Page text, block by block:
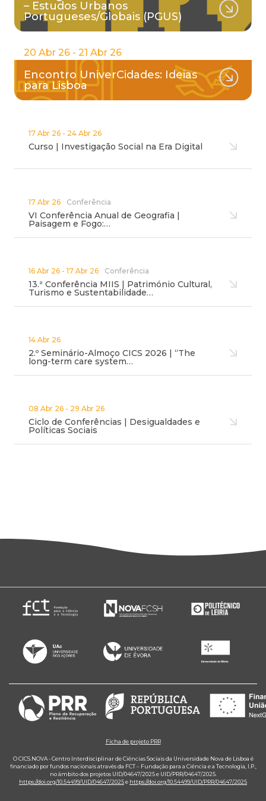
– Estudos Urbanos
Portugueses/Globais (PGUS)
20 Abr 26 - 21 Abr 26
Encontro UniverCidades: Ideias
para Lisboa
17 Abr 26 - 24 Abr 26
Curso | Investigação Social na Era Digital
17 Abr 26 Conferência
VI Conferência Anual de Geografia |
Paisagem e Fogo:…
16 Abr 26 - 17 Abr 26 Conferência
13.ª Conferência MIIS | Património Cultural,
Turismo e Sustentabilidade…
14 Abr 26
2.º Seminário-Almoço CICS 2026 | “The
long-term care system…
08 Abr 26 - 29 Abr 26
Ciclo de Conferências | Desigualdades e
Políticas Sociais
Ficha de projeto PRR
O CICS.NOVA - Centro Interdisciplinar de Ciências Sociais da Universidade Nova de Lisboa é
financiado por fundos nacionais através da FCT – Fundação para a Ciência e a Tecnologia, I.P.,
no âmbito dos projetos UID/04647/2025 e UID/PRR/04647/2025.
https://doi.org/10.54499/UID/04647/2025e https://doi.org/10.54499/UID/PRR/04647/2025